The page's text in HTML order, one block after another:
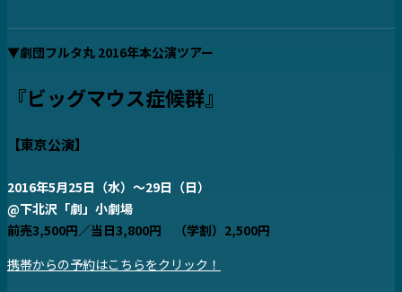
▼劇団フルタ丸 2016年本公演ツアー
『ビッグマウス症候群』
【東京公演】
2016年5月25日（水） ～29日（日）
@下北沢「劇」 小劇場
前売3,500円／当日3,800円 （学割）2,500円
携帯からの予約はこちらをクリック！